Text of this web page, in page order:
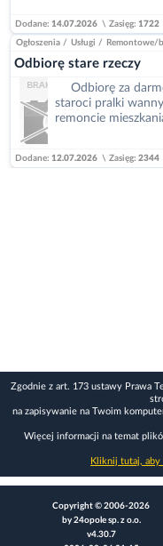
Dodane:14.07.2026 \ Zasięg:1722
Ogłoszenia / Usługi / Remontowe/
Odbiorę stare rzeczy
Odbiorę za
staroci pralki
remoncie
Dodane:12.07.2026 \ Zasięg:2344
Zgodnie z art. 173 ustawy Prawa
na zapisywanie na Twoim
Więcej informacji na temat
Kliknij tutaj, aby
Copyright © 2006-2026
by 24opole sp. z o.o.
v4.30.7